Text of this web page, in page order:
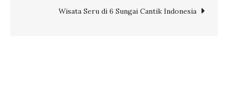
Eropa
Wisata Seru di 6 Sungai Cantik Indonesia